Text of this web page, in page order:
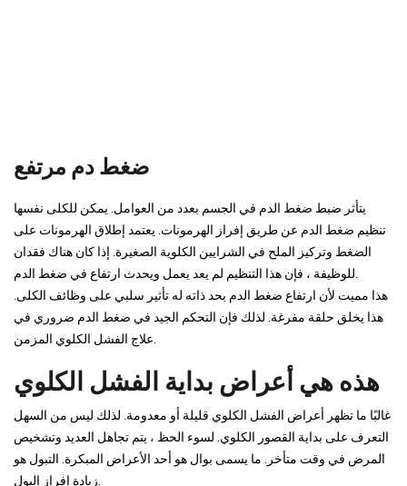
ضغط دم مرتفع
يتأثر ضبط ضغط الدم في الجسم بعدد من العوامل. يمكن للكلى نفسها
تنظيم ضغط الدم عن طريق إفراز الهرمونات. يعتمد إطلاق الهرمونات على
الضغط وتركيز الملح في الشرايين الكلوية الصغيرة. إذا كان هناك فقدان
هذا مميت لأن ارتفاع ضغط الدم بحد ذاته له تأثير سلبي على وظائف الكلى.
هذا يخلق حلقة مفرغة. لذلك فإن التحكم الجيد في ضغط الدم ضروري في
هذه هي أعراض بداية الفشل الكلوي
غالبًا ما تظهر أعراض الفشل الكلوي قليلة أو معدومة. لذلك ليس من السهل
التعرف على بداية القصور الكلوي. لسوء الحظ ، يتم تجاهل العديد وتشخيص
المرض في وقت متأخر. ما يسمى بوال هو أحد الأعراض المبكرة. التبول هو